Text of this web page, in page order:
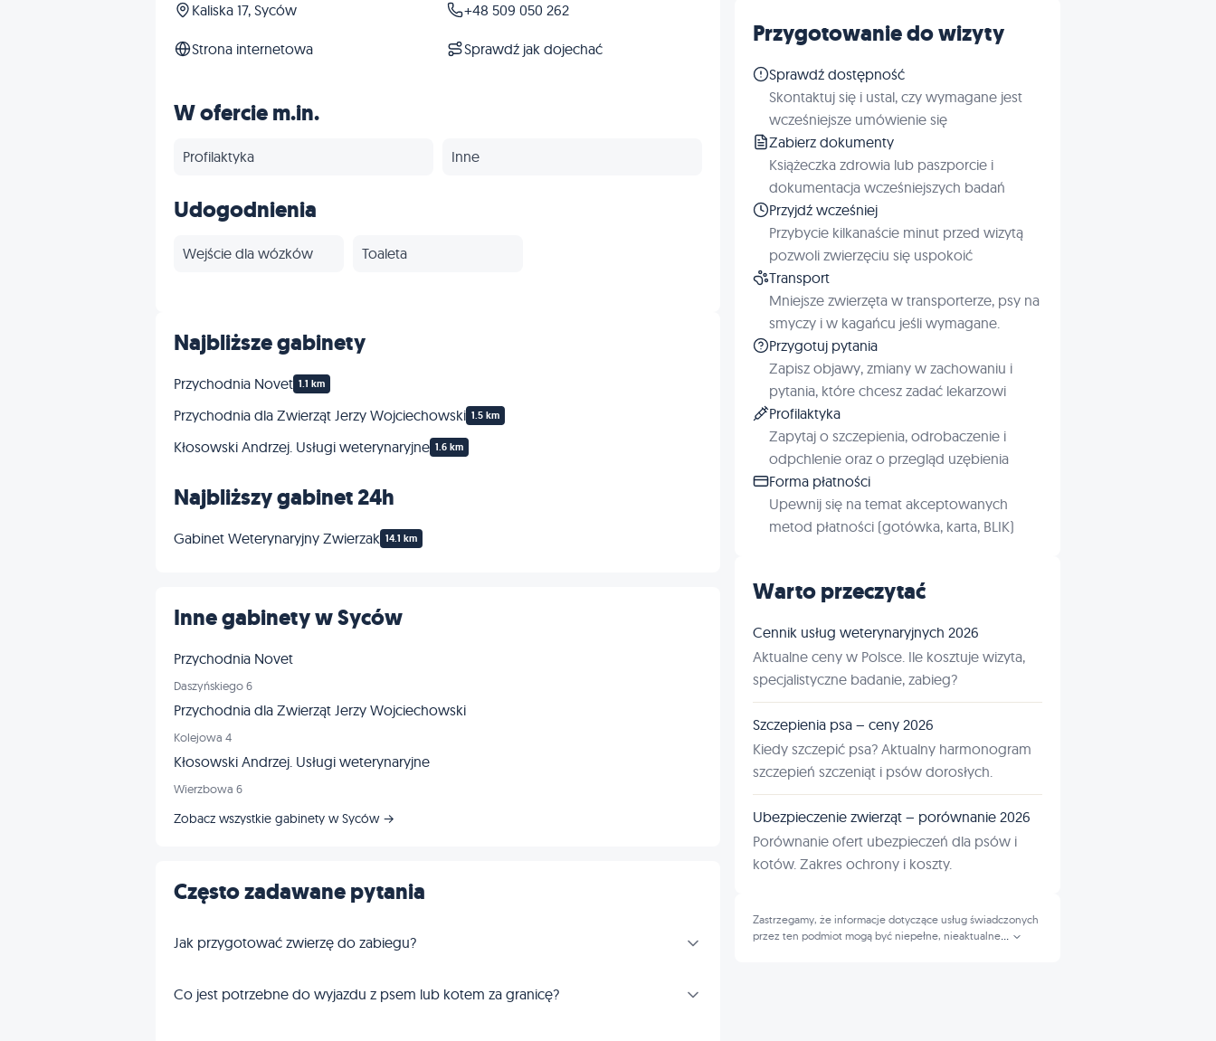
Kaliska 17, Syców +48 509 050 262
Strona internetowa Sprawdź jak dojechać
W ofercie m.in.
Profilaktyka Inne
Udogodnienia
Wejście dla wózków Toaleta
Najbliższe gabinety
Przychodnia Novet 1.1 km
Przychodnia dla Zwierząt Jerzy Wojciechowski 1.5 km
Kłosowski Andrzej. Usługi weterynaryjne 1.6 km
Najbliższy gabinet 24h
Gabinet Weterynaryjny Zwierzak 14.1 km
Inne gabinety w Syców
Przychodnia Novet
Daszyńskiego 6
Przychodnia dla Zwierząt Jerzy Wojciechowski
Kolejowa 4
Kłosowski Andrzej. Usługi weterynaryjne
Wierzbowa 6
Zobacz wszystkie gabinety w Syców →
Często zadawane pytania
Jak przygotować zwierzę do zabiegu?
Co jest potrzebne do wyjazdu z psem lub kotem za granicę?
Przygotowanie do wizyty
Sprawdź dostępność
Skontaktuj się i ustal, czy wymagane jest
wcześniejsze umówienie się
Zabierz dokumenty
Książeczka zdrowia lub paszporcie i
dokumentacja wcześniejszych badań
Przyjdź wcześniej
Przybycie kilkanaście minut przed wizytą
pozwoli zwierzęciu się uspokoić
Transport
Mniejsze zwierzęta w transporterze, psy na
smyczy i w kagańcu jeśli wymagane.
Przygotuj pytania
Zapisz objawy, zmiany w zachowaniu i
pytania, które chcesz zadać lekarzowi
Profilaktyka
Zapytaj o szczepienia, odrobaczenie i
odpchlenie oraz o przegląd uzębienia
Forma płatności
Upewnij się na temat akceptowanych
metod płatności (gotówka, karta, BLIK)
Warto przeczytać
Cennik usług weterynaryjnych 2026
Aktualne ceny w Polsce. Ile kosztuje wizyta,
specjalistyczne badanie, zabieg?
Szczepienia psa – ceny 2026
Kiedy szczepić psa? Aktualny harmonogram
szczepień szczeniąt i psów dorosłych.
Ubezpieczenie zwierząt – porównanie 2026
Porównanie ofert ubezpieczeń dla psów i
kotów. Zakres ochrony i koszty.
Zastrzegamy, że informacje dotyczące usług świadczonych
przez ten podmiot mogą być niepełne, nieaktualne...